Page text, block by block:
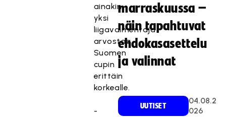
ainakin
yksi
liigavalmentaja
arvostaa
Suomen
cupin
erittäin
korkealle.
-
marraskuussa –
näin tapahtuvat
ehdokasasettelu
ja valinnat
UUTISET
04.08.2
026